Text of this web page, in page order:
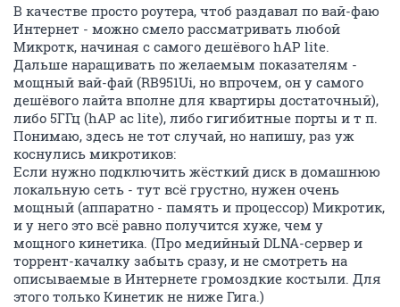
В качестве просто роутера, чтоб раздавал по вай-фаю
Интернет - можно смело рассматривать любой
Микротк, начиная с самого дешёвого hAP lite.
Дальше наращивать по желаемым показателям -
мощный вай-фай (RB951Ui, но впрочем, он у самого
дешёвого лайта вполне для квартиры достаточный),
либо 5ГГц (hAP ac lite), либо гигибитные порты и т п.
Понимаю, здесь не тот случай, но напишу, раз уж
коснулись микротиков:
Если нужно подключить жёсткий диск в домашнюю
локальную сеть - тут всё грустно, нужен очень
мощный (аппаратно - память и процессор) Микротик,
и у него это всё равно получится хуже, чем у
мощного кинетика. (Про медийный DLNA-сервер и
торрент-качалку забыть сразу, и не смотреть на
описываемые в Интернете громоздкие костыли. Для
этого только Кинетик не ниже Гига.)